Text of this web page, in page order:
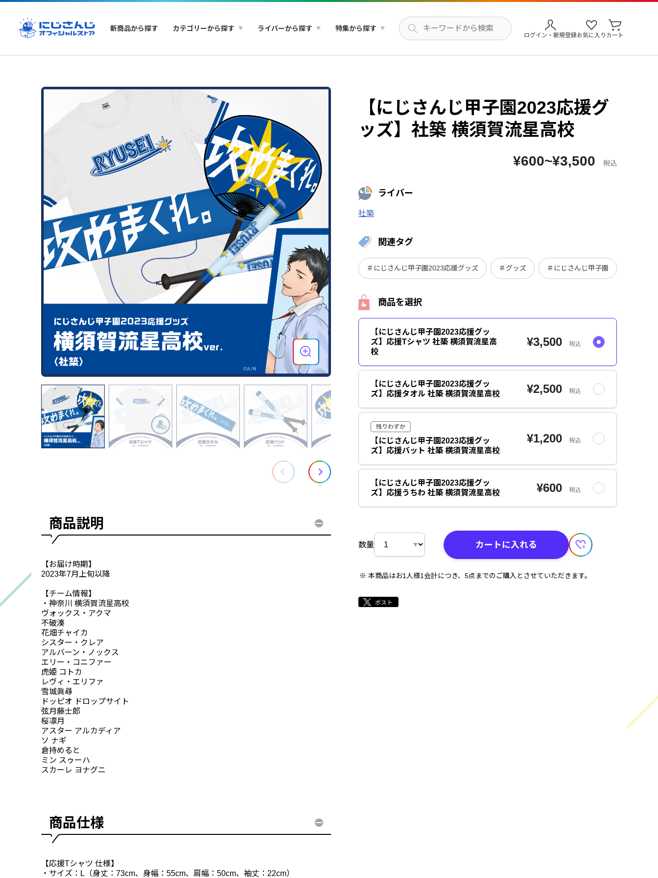
新商品から探す カテゴリーから探す ライバーから探す 特集から探す
ログイン・新規登録お気に入り カート
【にじさんじ甲子園2023応援グ
ッズ】社築 横須賀流星高校
¥600~¥3,500 税込
ライバー
社築
関連タグ
＃にじさんじ甲子園2023応援グッズ ＃グッズ ＃にじさんじ甲子園
商品を選択
【にじさんじ甲子園2023応援グッ
ズ】応援Tシャツ 社築 横須賀流星高
校
¥3,500 税込
【にじさんじ甲子園2023応援グッ
ズ】応援タオル 社築 横須賀流星高校
¥2,500 税込
残りわずか
【にじさんじ甲子園2023応援グッ
ズ】応援バット 社築 横須賀流星高校
¥1,200 税込
【にじさんじ甲子園2023応援グッ
ズ】応援うちわ 社築 横須賀流星高校
¥600 税込
数量 カートに入れる
本商品はお1人様1会計につき、5点までのご購入とさせていただきます。
商品説明
【お届け時期】
2023年7月上旬以降
【チーム情報】
・神奈川 横須賀流星高校
ヴォックス・アクマ
不破湊
花畑チャイカ
シスター・クレア
アルバーン・ノックス
エリー・コニファー
虎姫 コトカ
レヴィ・エリファ
雪城眞尋
ドッピオ ドロップサイト
弦月藤士郎
桜凛月
アスター アルカディア
ソ ナギ
倉持めると
ミン スゥーハ
スカーレ ヨナグニ
商品仕様
【応援Tシャツ 仕様】
・サイズ：L（身丈：73cm、身幅：55cm、肩幅：50cm、袖丈：22cm）